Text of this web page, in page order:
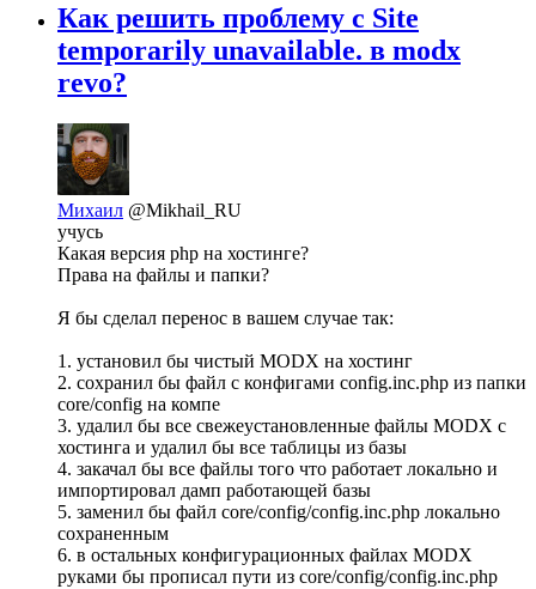
Как решить проблему с Site
temporarily unavailable. в modx
revo?
Михаил @Mikhail_RU
учусь
Какая версия php на хостинге?
Права на файлы и папки?
Я бы сделал перенос в вашем случае так:
1. установил бы чистый MODX на хостинг
2. сохранил бы файл с конфигами config.inc.php из папки
core/config на компе
3. удалил бы все свежеустановленные файлы MODX с
хостинга и удалил бы все таблицы из базы
4. закачал бы все файлы того что работает локально и
импортировал дамп работающей базы
5. заменил бы файл core/config/config.inc.php локально
сохраненным
6. в остальных конфигурационных файлах MODX
руками бы прописал пути из core/config/config.inc.php